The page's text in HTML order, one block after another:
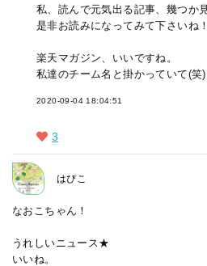
私、読んで元気出る記事、幾つか
是非お読みになってみて下さいね！
楽天マガジン、いいですね。
私達のチーム名と掛かっていて(笑)
2020-09-04 18:04:51
3
はぴこ
なおこちゃん！
うれしいニュース★
いいね。